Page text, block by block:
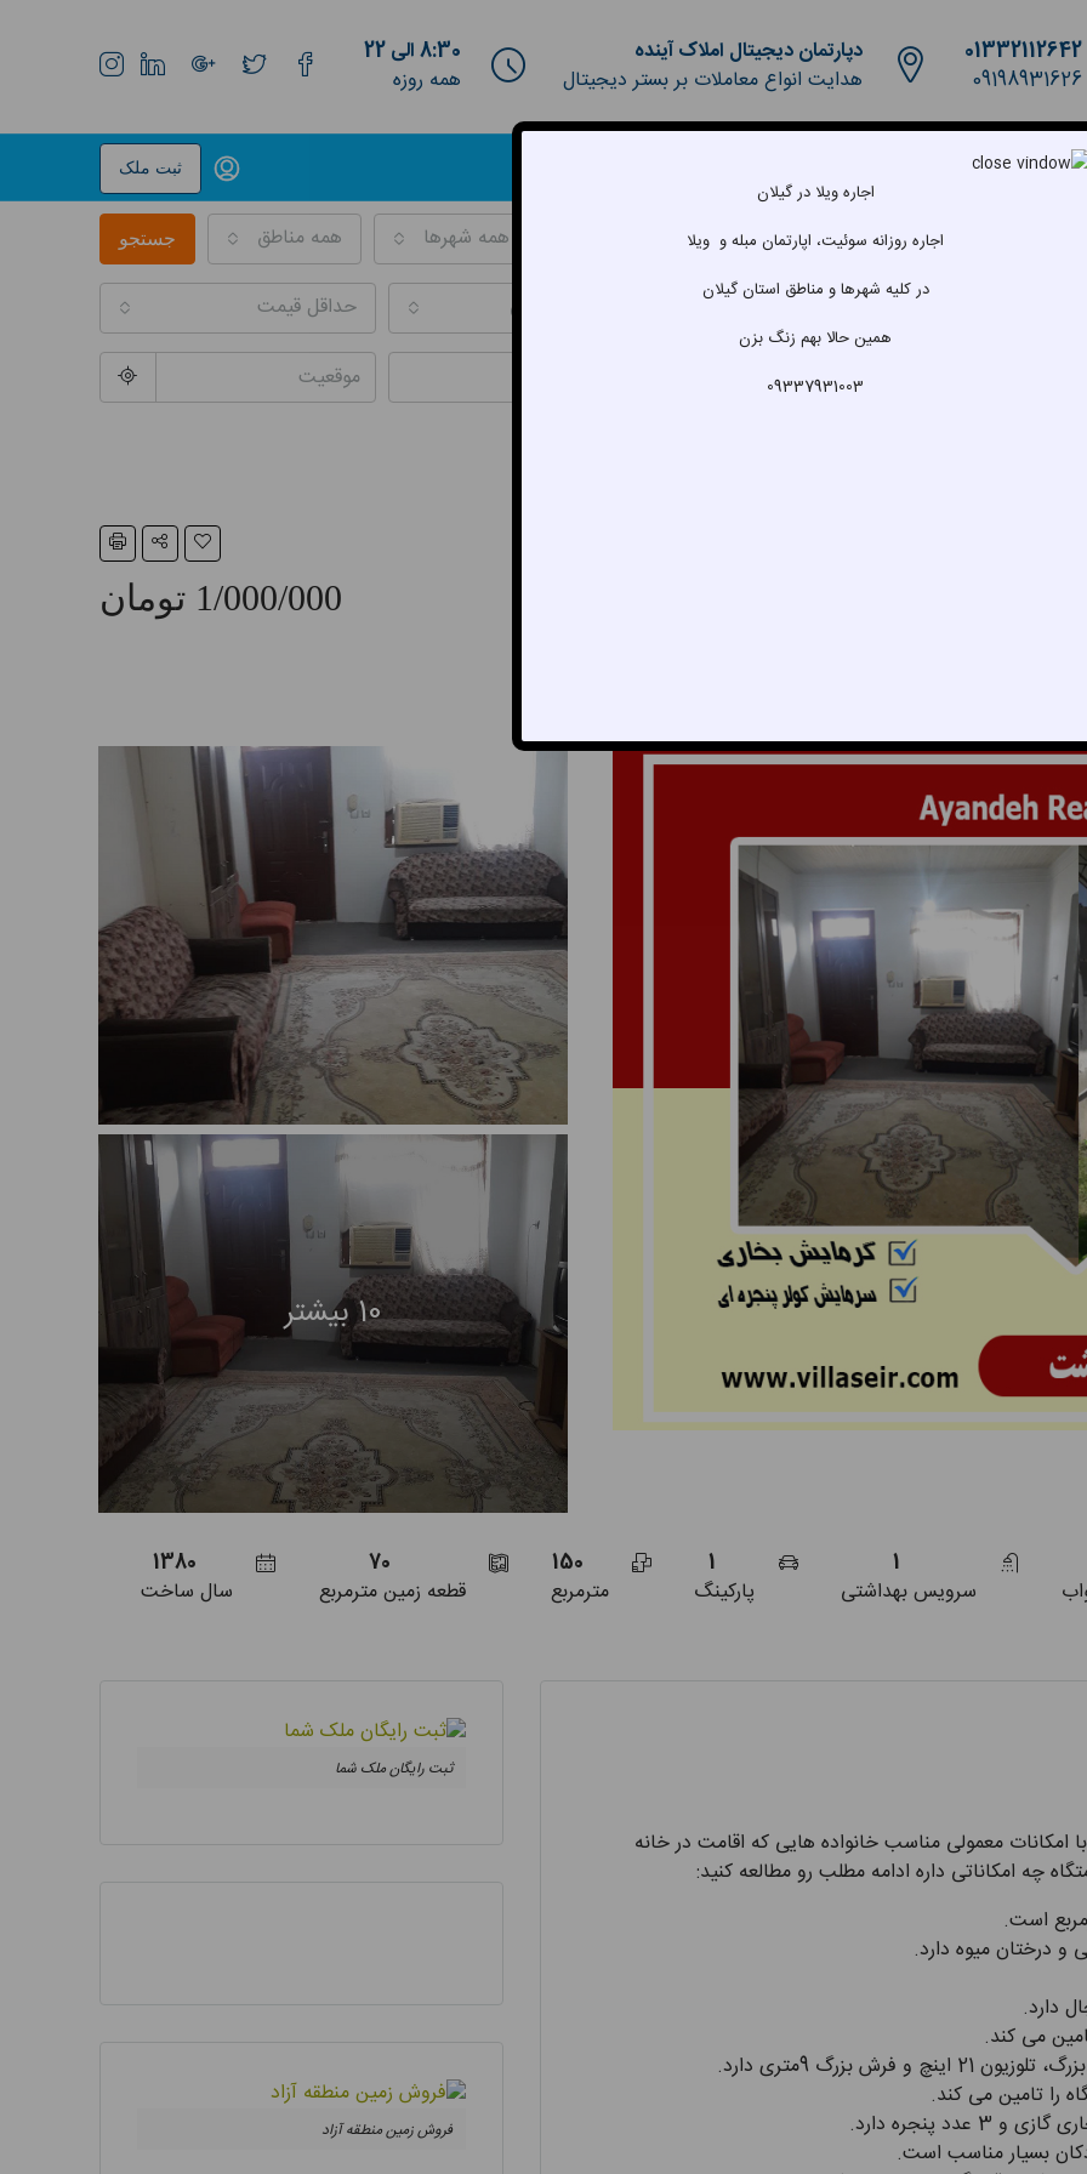
01332112642
09198931626
دپارتمان دیجیتال املاک آینده
هدایت انواع معاملات بر بستر دیجیتال
8:30 الی 22
همه روزه
اجاره روزانه ویلا ثبت ملک
همه شهرها همه مناطق جستجو
اتاق خواب سرویس بهداشتی حداقل قیمت
کل اتاق ها
1/000/000 تومان
10 بیشتر
1
سرویس بهداشتی
1
پارکینگ
150
مترمربع
70
قطعه زمین مترمربع
1380
سال ساخت
امکانات معمولی مناسب خانواده هایی که اقامت در خانه
چه امکاناتی داره ادامه مطلب رو مطالعه کنید:
و درختان میوه دارد.
دارد.
می کند.
را تامین می کند.
پنجره دارد.
بسیار مناسب است.
ثبت رایگان ملک شما
فروش زمین منطقه آزاد
اجاره ویلا در گیلان
اجاره روزانه سوئیت، اپارتمان مبله و ویلا
در کلیه شهرها و مناطق استان گیلان
همین حالا بهم زنگ بزن
09337931003